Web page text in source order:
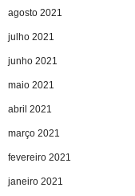
agosto 2021
julho 2021
junho 2021
maio 2021
abril 2021
março 2021
fevereiro 2021
janeiro 2021